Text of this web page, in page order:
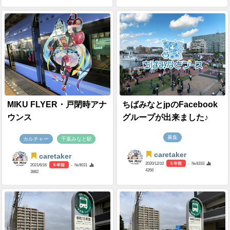
MIKU FLYER・戸閉時アナ
ウンス
カルチャー 千葉みなと駅
caretaker
2021/6/16 5 年前
- №9031
3882
ちばみなとjpのFacebook
グループが出来ました♪
募集
caretaker
2020/12/10 5 年前
- №8333
4356